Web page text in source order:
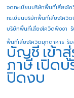
จดทะเบียนบริษัทพื้นที่เสี่ยงโ
ทะเบียนบริษัทพื้นที่เสี่ยงโควิ
บริษัทพื้นที่เสี่ยงโควิดพังงา
พื้นที่เสี่ยงโควิดมุกดาหาร รั
บัญชี เข้า
ภาษีเปิด
ปิดงบ